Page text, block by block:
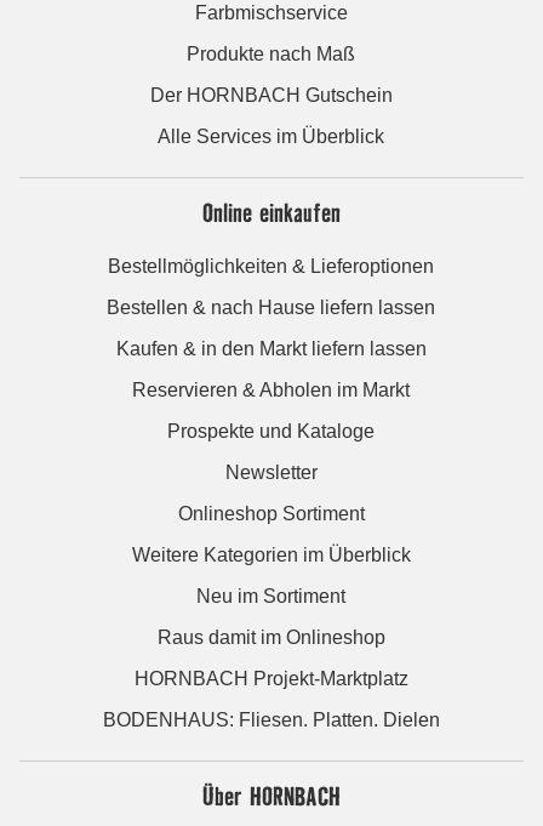
Farbmischservice
Produkte nach Maß
Der HORNBACH Gutschein
Alle Services im Überblick
Online einkaufen
Bestellmöglichkeiten & Lieferoptionen
Bestellen & nach Hause liefern lassen
Kaufen & in den Markt liefern lassen
Reservieren & Abholen im Markt
Prospekte und Kataloge
Newsletter
Onlineshop Sortiment
Weitere Kategorien im Überblick
Neu im Sortiment
Raus damit im Onlineshop
HORNBACH Projekt-Marktplatz
BODENHAUS: Fliesen. Platten. Dielen
Über HORNBACH